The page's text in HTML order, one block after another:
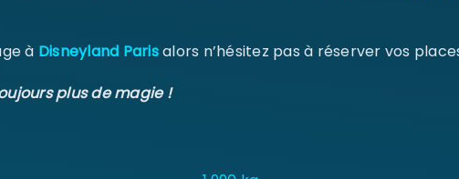
à Disneyland Parisalors n’hésitez pas à réserver vos
plus de magie !